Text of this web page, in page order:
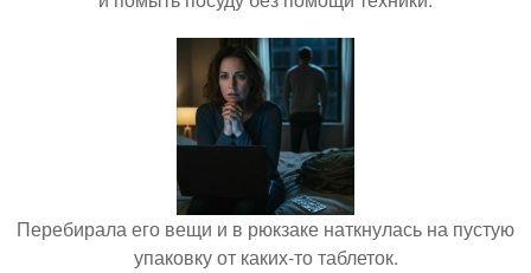
Перебирала его вещи и в рюкзаке наткнулась на пустую
упаковку от каких-то таблеток.